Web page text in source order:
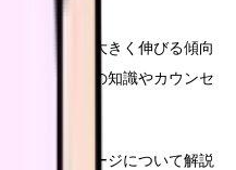
とで収入が大きく伸びる傾向
なく、施術の知識やカウンセ
ャリアステージについて解説